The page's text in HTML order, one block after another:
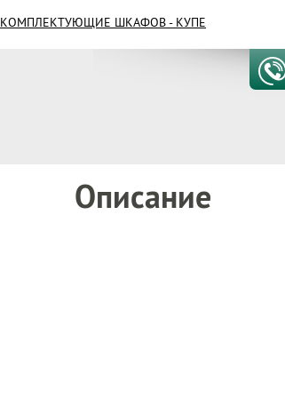
КОМПЛЕКТУЮЩИЕ ШКАФОВ - КУПЕ
Описание